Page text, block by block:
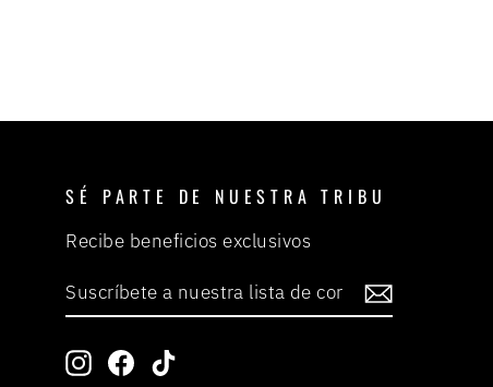
SÉ PARTE DE NUESTRA TRIBU
Recibe beneficios exclusivos
A
NUESTRA
DE
CORREO
Instagram
Facebook